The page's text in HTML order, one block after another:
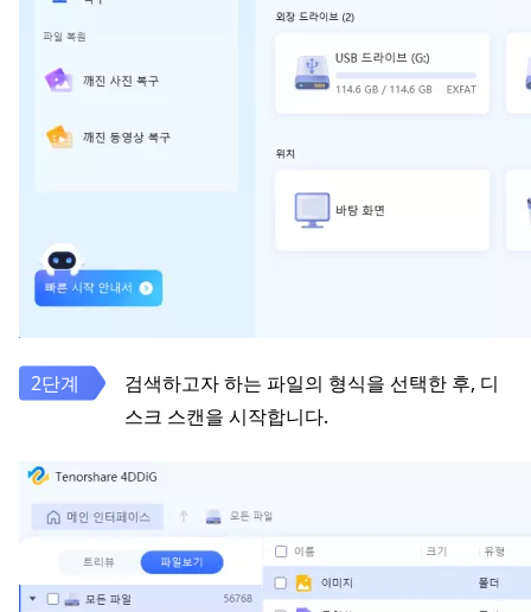
검색하고자 하는 파일의 형식을 선택한 후, 디
스크 스캔을 시작합니다.